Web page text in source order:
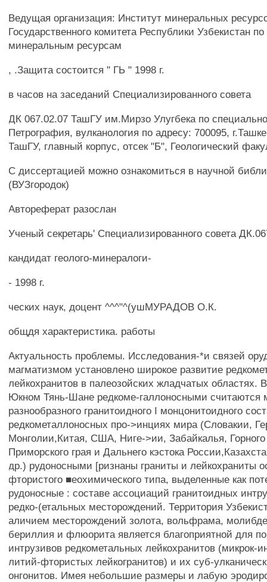
Ведущая организация: Институт минеральных
Государственного комитета Республики Узбекистан
минеральным ресурсам
, .Защита состоится " ГЬ " 1998 г.
в часов на заседаний Специализированного совета
ДК 067.02.07 ТашГУ им.Мирзо Улугбека по
Петрография, вулканология по адресу: 700095,
ТашГУ, главный корпус, отсек "Б", Геологический
С диссертацией можно ознакомиться в научной
(ВУЗгородок)
Автореферат разослан
Ученый секретарь' Специализированного совета
кандидат геолого-минералоги-
- 1998 г.
ческих наук, доцент ^^^"^(ушМУРАДОВ О.К.
общдя характеристика. работы
Актуальность проблемы. Исследования-*и связей
магматизмом установлено широкое развитие
лейкохранитов в палеозойских жладчатых областях.
Юкном Тянь-Шане редкоме-галлоносными считаются
разнообразного гранитоидного I монцонитоидного
редкометаллоносных про->инциях мира (Словакии,
Монголии,Китая, США, Ниге->ии, Забайкалья,
Приморского грая и Дальнего кэстока
др.) рудоносными [ризнаны граниты и лейкохраниты
фтористого ■еохимического типа, выделенные как
рудоносные : составе ассоциаций гранитоидных
редко-(етальных месторождений. Территория
аличием месторождений золота, вольфрама,
бериллия и флюорита является благоприятной для
интрузивов редкометальных лейкохранитов (микрок-
литий-фтористых лейкогранитов) и их суб-
онгонитов. Имея небольшие размеры и лабую